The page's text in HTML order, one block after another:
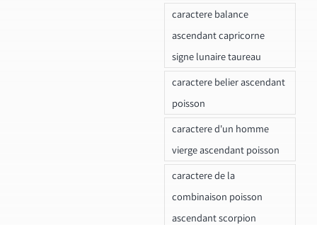
caractere balance
ascendant capricorne
signe lunaire taureau
caractere belier ascendant
poisson
caractere d'un homme
vierge ascendant poisson
caractere de la
combinaison poisson
ascendant scorpion